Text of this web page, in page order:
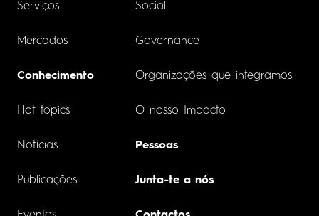
Serviços
Mercados
Conhecimento
Hot topics
Notícias
Publicações
Social
Governance
Organizações que integramos
O nosso Impacto
Pessoas
Junta-te a nós